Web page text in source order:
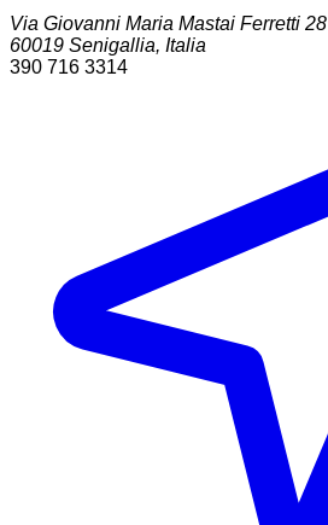
Via Giovanni Maria Mastai Ferretti 28
60019 Senigallia, Italia
390 716 3314